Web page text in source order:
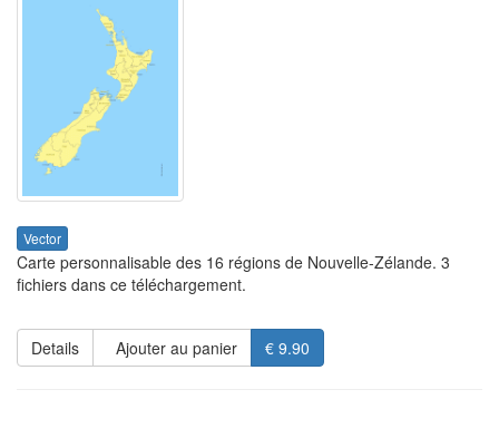
Vector
Carte personnalisable des 16 régions de Nouvelle-Zélande. 3
fichiers dans ce téléchargement.
Details Ajouter au panier € 9.90